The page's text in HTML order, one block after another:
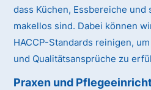
dass Küchen, Essbereiche und
makellos sind. Dabei können
HACCP-Standards reinigen,
und Qualitätsansprüche zu
Praxen und